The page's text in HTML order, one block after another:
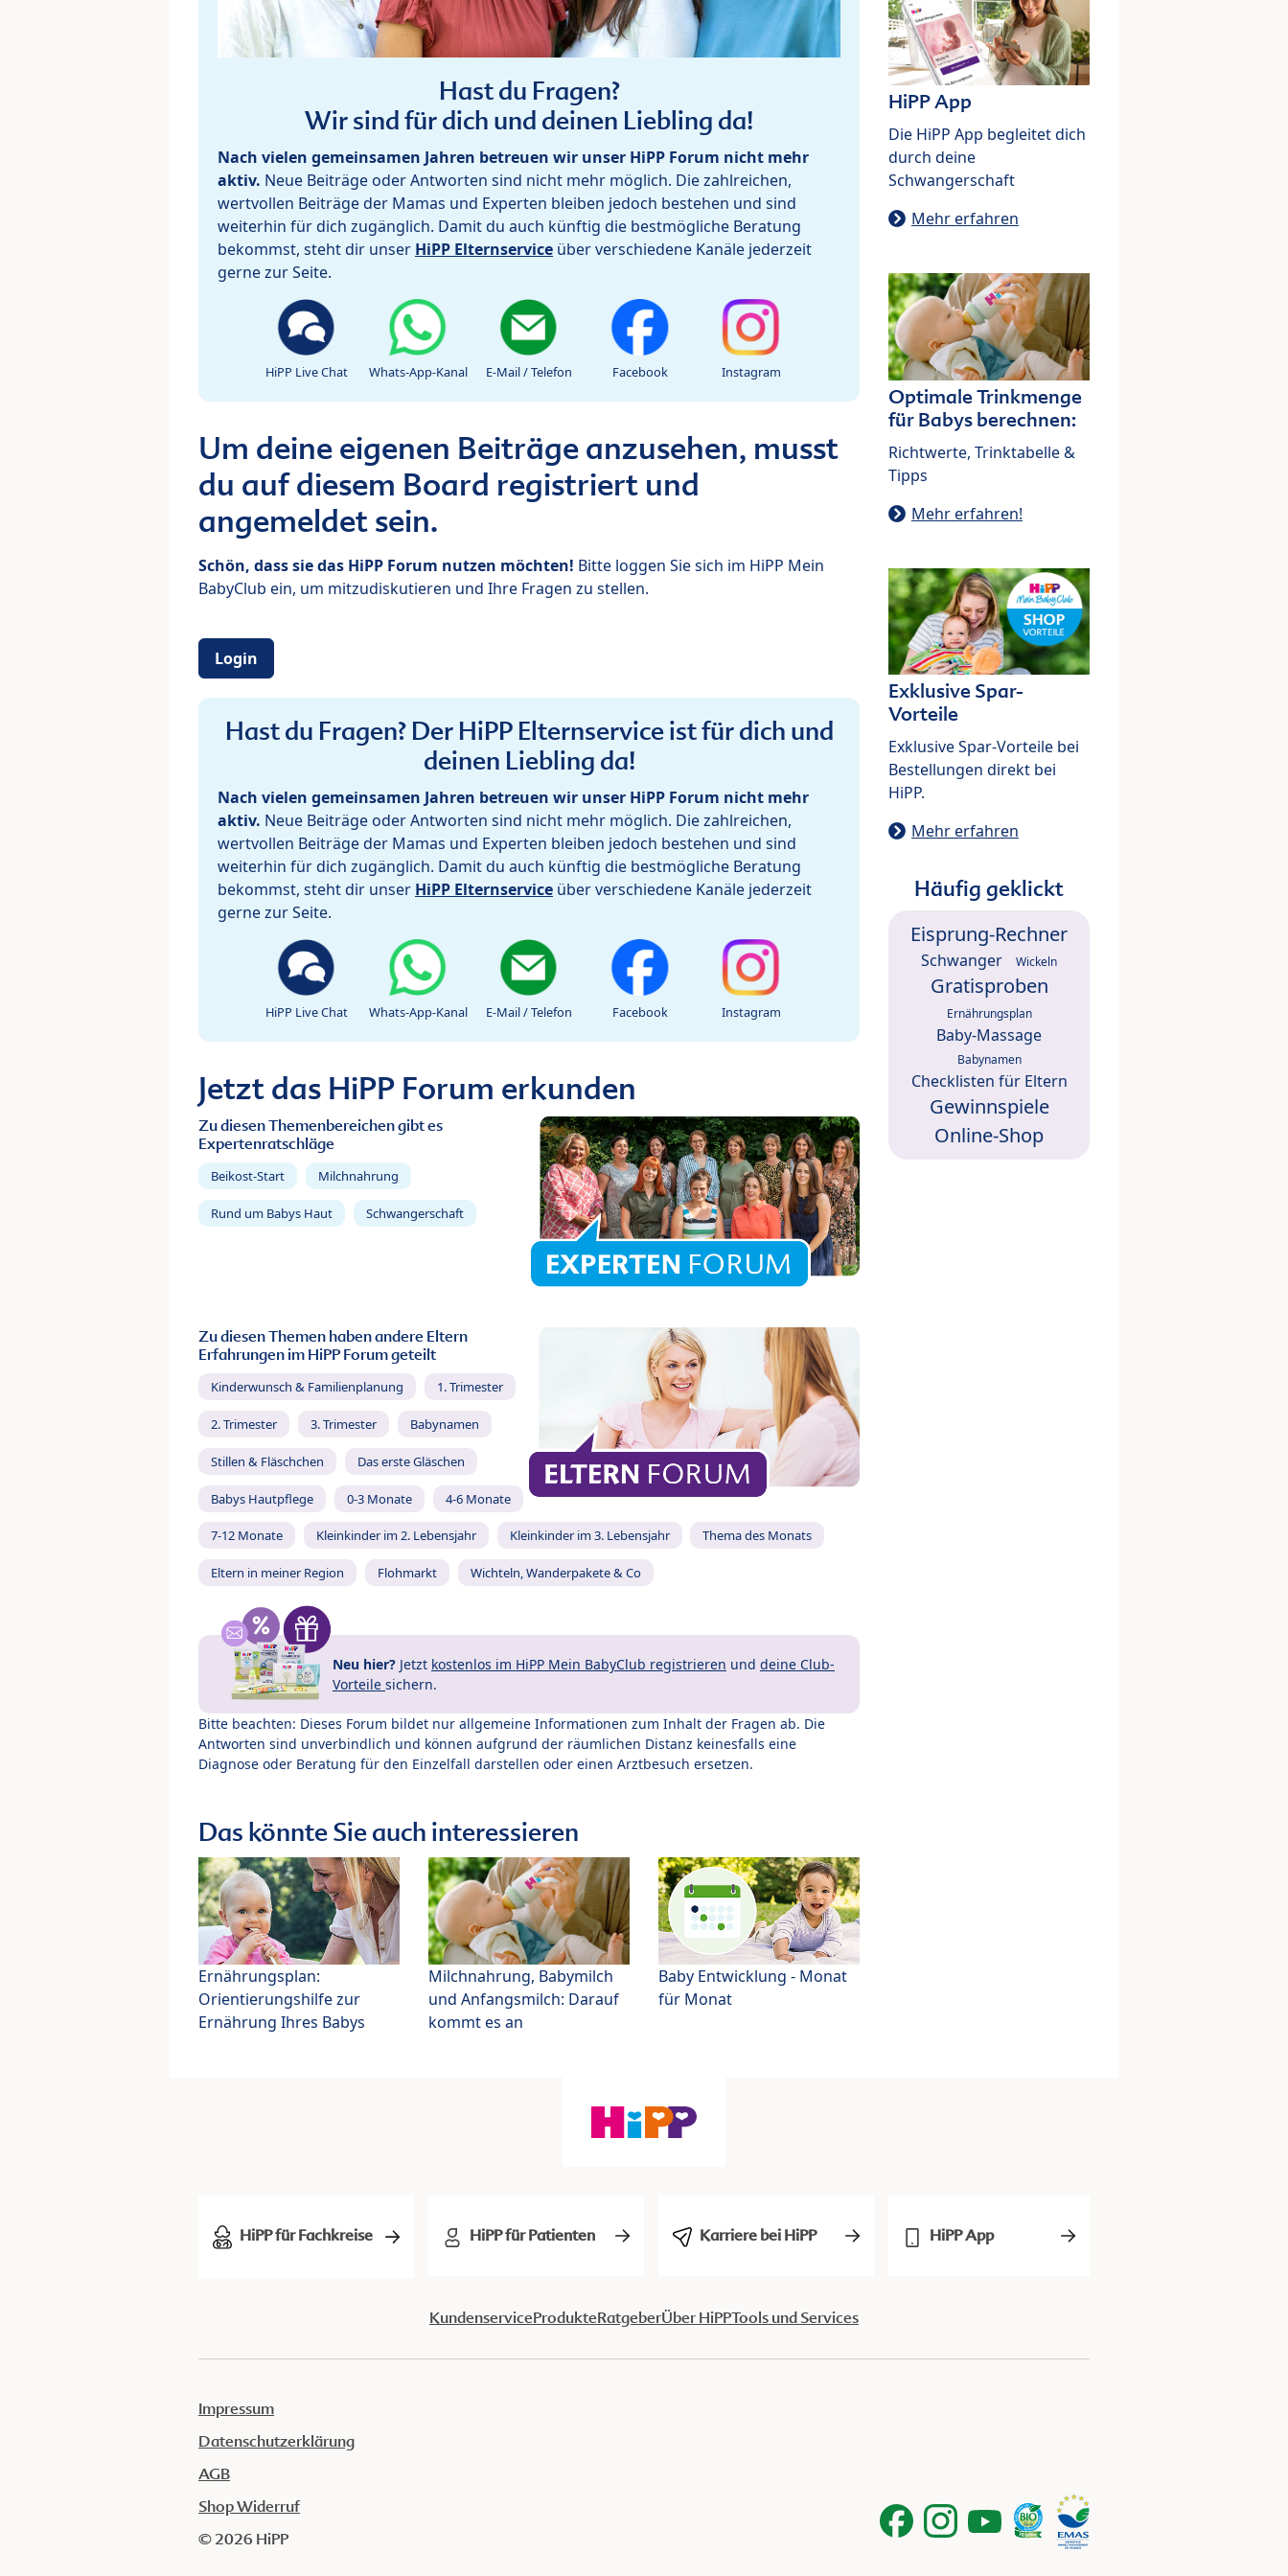
Hast du Fragen?
Wir sind für dich und deinen Liebling da!
Nach vielen gemeinsamen Jahren betreuen wir unser HiPP Forum nicht mehr
aktiv. Neue Beiträge oder Antworten sind nicht mehr möglich. Die zahlreichen,
wertvollen Beiträge der Mamas und Experten bleiben jedoch bestehen und sind
weiterhin für dich zugänglich. Damit du auch künftig die bestmögliche Beratung
bekommst, steht dir unser HiPP Elternservice über verschiedene Kanäle jederzeit
gerne zur Seite.
HiPP Live Chat Whats-App-Kanal E-Mail / Telefon Facebook Instagram
Um deine eigenen Beiträge anzusehen, musst
du auf diesem Board registriert und
angemeldet sein.
Schön, dass sie das HiPP Forum nutzen möchten! Bitte loggen Sie sich im HiPP Mein
BabyClub ein, um mitzudiskutieren und Ihre Fragen zu stellen.
Login
Hast du Fragen? Der HiPP Elternservice ist für dich und
deinen Liebling da!
Nach vielen gemeinsamen Jahren betreuen wir unser HiPP Forum nicht mehr
aktiv. Neue Beiträge oder Antworten sind nicht mehr möglich. Die zahlreichen,
wertvollen Beiträge der Mamas und Experten bleiben jedoch bestehen und sind
weiterhin für dich zugänglich. Damit du auch künftig die bestmögliche Beratung
bekommst, steht dir unser HiPP Elternservice über verschiedene Kanäle jederzeit
gerne zur Seite.
HiPP Live Chat Whats-App-Kanal E-Mail / Telefon Facebook Instagram
Jetzt das HiPP Forum erkunden
Zu diesen Themenbereichen gibt es
Expertenratschläge
Beikost-Start Milchnahrung
Rund um Babys Haut Schwangerschaft
Zu diesen Themen haben andere Eltern
Erfahrungen im HiPP Forum geteilt
Kinderwunsch & Familienplanung 1. Trimester
2. Trimester 3. Trimester Babynamen
Stillen & Fläschchen Das erste Gläschen
Babys Hautpflege 0-3 Monate 4-6 Monate
7-12 Monate Kleinkinder im 2. Lebensjahr Kleinkinder im 3. Lebensjahr Thema des Monats
Eltern in meiner Region Flohmarkt Wichteln, Wanderpakete & Co
Neu hier? Jetzt kostenlos im HiPP Mein BabyClub registrieren und deine Club-
Vorteile sichern.
Bitte beachten: Dieses Forum bildet nur allgemeine Informationen zum Inhalt der Fragen ab. Die
Antworten sind unverbindlich und können aufgrund der räumlichen Distanz keinesfalls eine
Diagnose oder Beratung für den Einzelfall darstellen oder einen Arztbesuch ersetzen.
Das könnte Sie auch interessieren
Ernährungsplan:
Orientierungshilfe zur
Ernährung Ihres Babys
Milchnahrung, Babymilch
und Anfangsmilch: Darauf
kommt es an
Baby Entwicklung - Monat
für Monat
HiPP App
Die HiPP App begleitet dich
durch deine
Schwangerschaft
Mehr erfahren
Optimale Trinkmenge
für Babys berechnen:
Richtwerte, Trinktabelle &
Tipps
Mehr erfahren!
Exklusive Spar-
Vorteile
Exklusive Spar-Vorteile bei
Bestellungen direkt bei
HiPP.
Mehr erfahren
Häufig geklickt
Eisprung-Rechner
Schwanger Wickeln
Gratisproben
Ernährungsplan
Baby-Massage
Babynamen
Checklisten für Eltern
Gewinnspiele
Online-Shop
HiPP für Fachkreise HiPP für Patienten Karriere bei HiPP HiPP App
KundenserviceProdukteRatgeberÜber HiPPTools und Services
Impressum
Datenschutzerklärung
AGB
Shop Widerruf
© 2026 HiPP